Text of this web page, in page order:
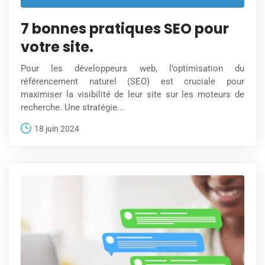
7 bonnes pratiques SEO pour
votre site.
Pour les développeurs web, l’optimisation du
référencement naturel (SEO) est cruciale pour
maximiser la visibilité de leur site sur les moteurs de
recherche. Une stratégie...
18 juin 2024